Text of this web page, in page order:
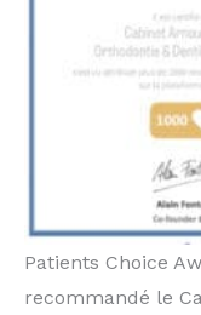
Patients Choice
recommandé le